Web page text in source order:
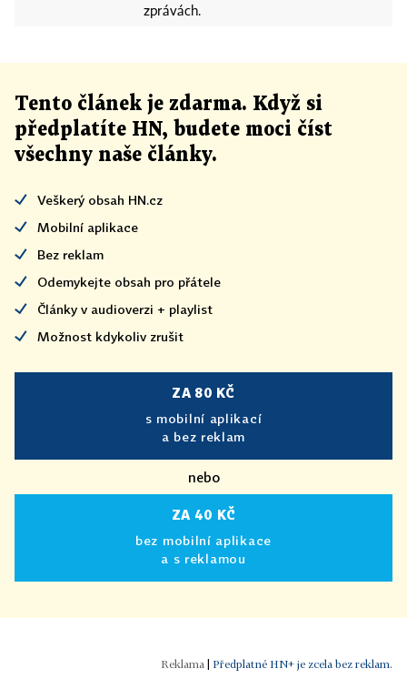
zprávách.
Tento článek je zdarma. Když si
předplatíte HN, budete moci číst
všechny naše články.
Veškerý obsah HN.cz
Mobilní aplikace
Bez reklam
Odemykejte obsah pro přátele
Články v audioverzi + playlist
Možnost kdykoliv zrušit
ZA 80 KČ
s mobilní aplikací
a bez reklam
nebo
ZA 40 KČ
bez mobilní aplikace
a s reklamou
Předplatné HN+ je zcela bez reklam.